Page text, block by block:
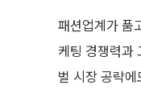
패션업계가 품
케팅 경쟁력과
벌 시장 공략